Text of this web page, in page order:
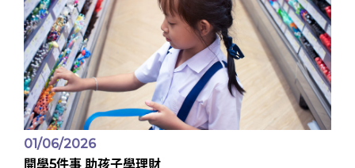
01/06/2026
開學5件事 助孩子學理財